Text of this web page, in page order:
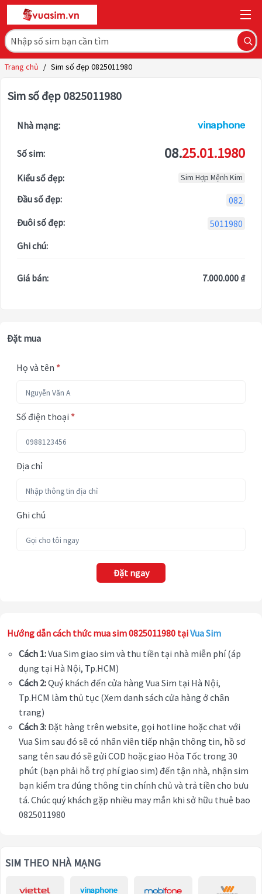
Trang chủ / Sim số đẹp 0825011980
Sim số đẹp 0825011980
Nhà mạng:
Số sim: 08.25.01.1980
Kiểu số đẹp: Sim Hợp Mệnh Kim
Đầu số đẹp:
082
Đuôi số đẹp:
5011980
Ghi chú:
Giá bán: 7.000.000 ₫
Đặt mua
Họ và tên *
Số điện thoại *
Địa chỉ
Ghi chú
Đặt ngay
Hướng dẫn cách thức mua sim 0825011980 tạiVua Sim
Cách 1:Vua Sim giao sim và thu tiền tại nhà miễn phí (áp
dụng tại Hà Nội, Tp.HCM)
Cách 2:Quý khách đến cửa hàng Vua Sim tại Hà Nội,
Tp.HCM làm thủ tục (Xem danh sách cửa hàng ở chân
trang)
Cách 3:Đặt hàng trên website, gọi hotline hoặc chat với
Vua Sim sau đó sẽ có nhân viên tiếp nhận thông tin, hồ sơ
sang tên sau đó sẽ gửi COD hoặc giao Hỏa Tốc trong 30
phút (bạn phải hỗ trợ phí giao sim) đến tận nhà, nhận sim
bạn kiểm tra đúng thông tin chính chủ và trả tiền cho bưu
tá. Chúc quý khách gặp nhiều may mắn khi sở hữu thuê bao
0825011980
SIM THEO NHÀ MẠNG